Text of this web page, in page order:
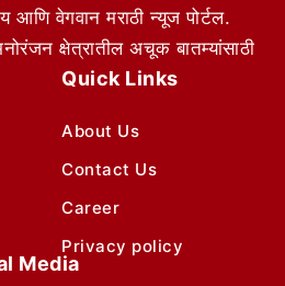
आणि वेगवान मराठी न्यूज पोर्टल.
क्षेत्रातील अचूक बातम्यांसाठी
Quick Links
About Us
Contact Us
Career
Privacy policy
Media